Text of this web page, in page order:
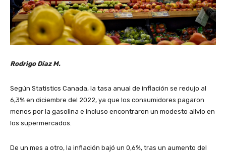
Rodrigo Díaz M.
Según Statistics Canada, la tasa anual de inflación se redujo al
6,3% en diciembre del 2022, ya que los consumidores pagaron
menos por la gasolina e incluso encontraron un modesto alivio en
los supermercados.
De un mes a otro, la inflación bajó un 0,6%, tras un aumento del